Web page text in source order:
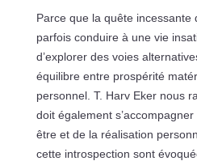
Parce que la quête incessante
parfois conduire à une vie
d’explorer des voies
équilibre entre prospérité
personnel. T. Harv Eker nous
doit également
être et de la réalisation
cette introspection sont